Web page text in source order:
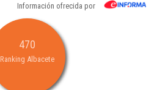
Información ofrecida por
470
Ranking Albacete